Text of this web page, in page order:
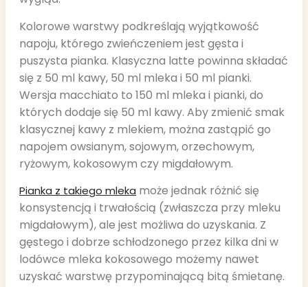
Kolorowe warstwy podkreślają wyjątkowość
napoju, którego zwieńczeniem jest gęsta i
puszysta pianka. Klasyczna latte powinna składać
się z 50 ml kawy, 50 ml mleka i 50 ml pianki.
Wersja macchiato to 150 ml mleka i pianki, do
których dodaje się 50 ml kawy. Aby zmienić smak
klasycznej kawy z mlekiem, można zastąpić go
napojem owsianym, sojowym, orzechowym,
ryżowym, kokosowym czy migdałowym.
Pianka z takiego mleka może jednak różnić się
konsystencją i trwałością (zwłaszcza przy mleku
migdałowym), ale jest możliwa do uzyskania. Z
gęstego i dobrze schłodzonego przez kilka dni w
lodówce mleka kokosowego możemy nawet
uzyskać warstwę przypominającą bitą śmietanę.